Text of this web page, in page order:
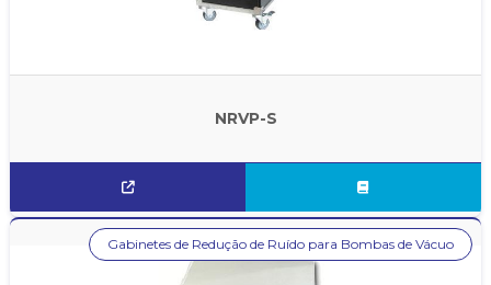
NRVP-S
Gabinetes de Redução de Ruído para Bombas de Vácuo